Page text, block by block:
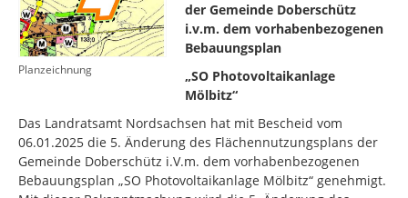
Planzeichnung
der Gemeinde Doberschütz
i.v.m. dem vorhabenbezogenen
Bebauungsplan
„SO Photovoltaikanlage
Mölbitz“
Das Landratsamt Nordsachsen hat mit Bescheid vom
06.01.2025 die 5. Änderung des Flächennutzungsplans der
Gemeinde Doberschütz i.V.m. dem vorhabenbezogenen
Bebauungsplan „SO Photovoltaikanlage Mölbitz“ genehmigt.